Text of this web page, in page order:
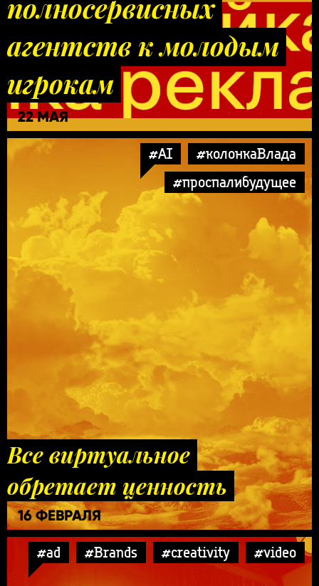
полносервисных
агентств к молодым
игрокам
22 МАЯ
#AI
#колонкаВлада
#проспалибудущее
Все виртуальное
обретает ценность
16 ФЕВРАЛЯ
#ad #Brands #creativity #video